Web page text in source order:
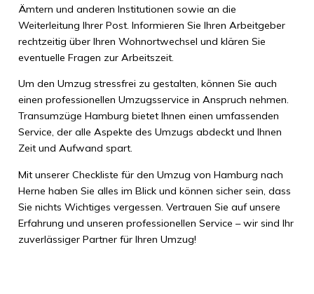
Ämtern und anderen Institutionen sowie an die
Weiterleitung Ihrer Post. Informieren Sie Ihren Arbeitgeber
rechtzeitig über Ihren Wohnortwechsel und klären Sie
eventuelle Fragen zur Arbeitszeit.
Um den Umzug stressfrei zu gestalten, können Sie auch
einen professionellen Umzugsservice in Anspruch nehmen.
Transumzüge Hamburg bietet Ihnen einen umfassenden
Service, der alle Aspekte des Umzugs abdeckt und Ihnen
Zeit und Aufwand spart.
Mit unserer Checkliste für den Umzug von Hamburg nach
Herne haben Sie alles im Blick und können sicher sein, dass
Sie nichts Wichtiges vergessen. Vertrauen Sie auf unsere
Erfahrung und unseren professionellen Service – wir sind Ihr
zuverlässiger Partner für Ihren Umzug!